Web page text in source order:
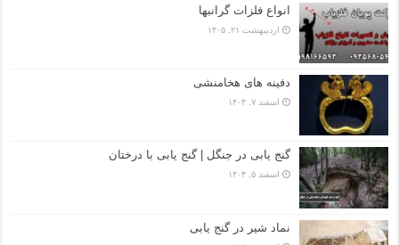
انواع فلزات گرانبها
اردیبهشت ۲۱, ۱۴۰۵
دفینه های هخامنشی
اسفند ۷, ۱۴۰۴
گنج یابی در جنگل | گنج یابی با درختان
اسفند ۵, ۱۴۰۴
نماد شیر در گنج یابی